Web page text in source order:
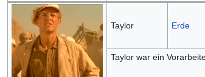
Taylor Erde
Taylor war ein